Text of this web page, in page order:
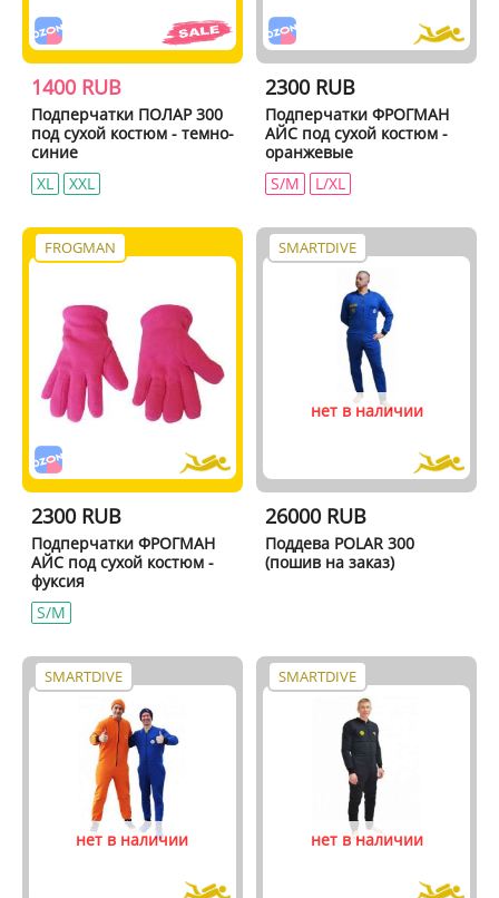
1400 RUB
Подперчатки ПОЛАР 300
под сухой костюм - темно-
синие
XL
XXL
2300 RUB
Подперчатки ФРОГМАН
АЙС под сухой костюм -
оранжевые
S/M
L/XL
FROGMAN
2300 RUB
Подперчатки ФРОГМАН
АЙС под сухой костюм -
фуксия
S/M
SMARTDIVE
нет в наличии
26000 RUB
Поддева POLAR 300
(пошив на заказ)
SMARTDIVE
нет в наличии
SMARTDIVE
нет в наличии